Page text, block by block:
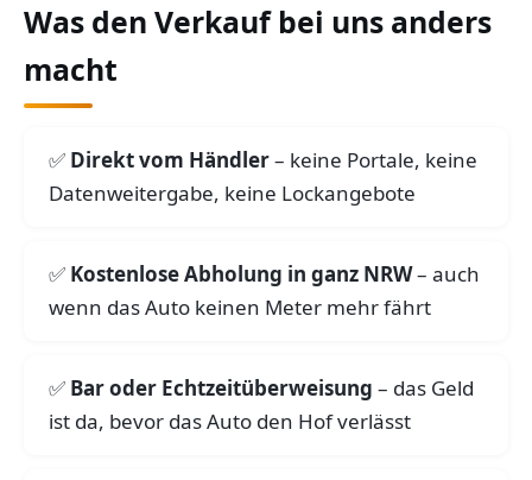
Was den Verkauf bei uns anders
macht
Direkt vom Händler– keine Portale, keine
Datenweitergabe, keine Lockangebote
Kostenlose Abholung in ganz NRW– auch
wenn das Auto keinen Meter mehr fährt
Bar oder Echtzeitüberweisung – das Geld
ist da, bevor das Auto den Hof verlässt